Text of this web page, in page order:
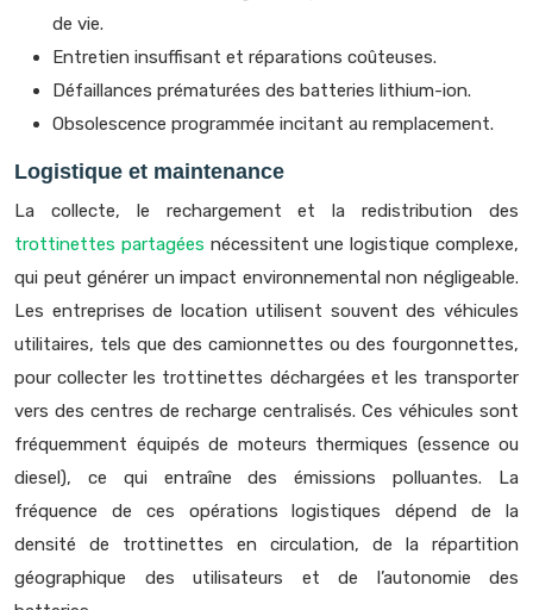
de vie.
Entretien insuffisant et réparations coûteuses.
Défaillances prématurées des batteries lithium-ion.
Obsolescence programmée incitant au remplacement.
Logistique et maintenance
La collecte, le rechargement et la redistribution des
trottinettes partagées nécessitent une logistique complexe,
qui peut générer un impact environnemental non négligeable.
Les entreprises de location utilisent souvent des véhicules
utilitaires, tels que des camionnettes ou des fourgonnettes,
pour collecter les trottinettes déchargées et les transporter
vers des centres de recharge centralisés. Ces véhicules sont
fréquemment équipés de moteurs thermiques (essence ou
diesel), ce qui entraîne des émissions polluantes. La
fréquence de ces opérations logistiques dépend de la
densité de trottinettes en circulation, de la répartition
géographique des utilisateurs et de l’autonomie des